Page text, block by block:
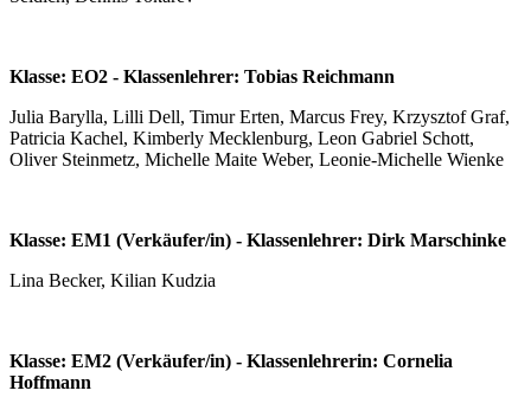
Klasse: EO2 - Klassenlehrer: Tobias Reichmann
Julia Barylla, Lilli Dell, Timur Erten, Marcus Frey, Krzysztof Graf,
Patricia Kachel, Kimberly Mecklenburg, Leon Gabriel Schott,
Oliver Steinmetz, Michelle Maite Weber, Leonie-Michelle Wienke
Klasse: EM1 (Verkäufer/in) - Klassenlehrer: Dirk Marschinke
Lina Becker, Kilian Kudzia
Klasse: EM2 (Verkäufer/in) - Klassenlehrerin: Cornelia
Hoffmann